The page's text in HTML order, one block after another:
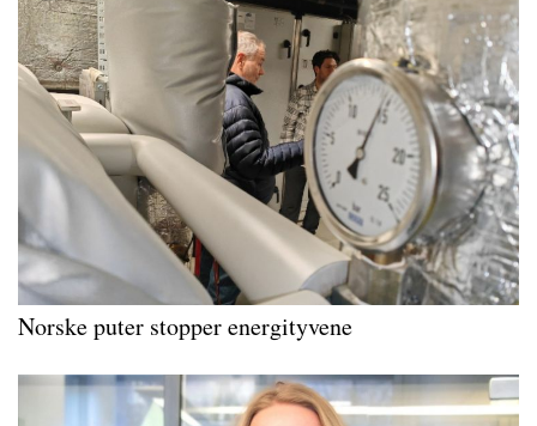
Norske puter stopper energityvene